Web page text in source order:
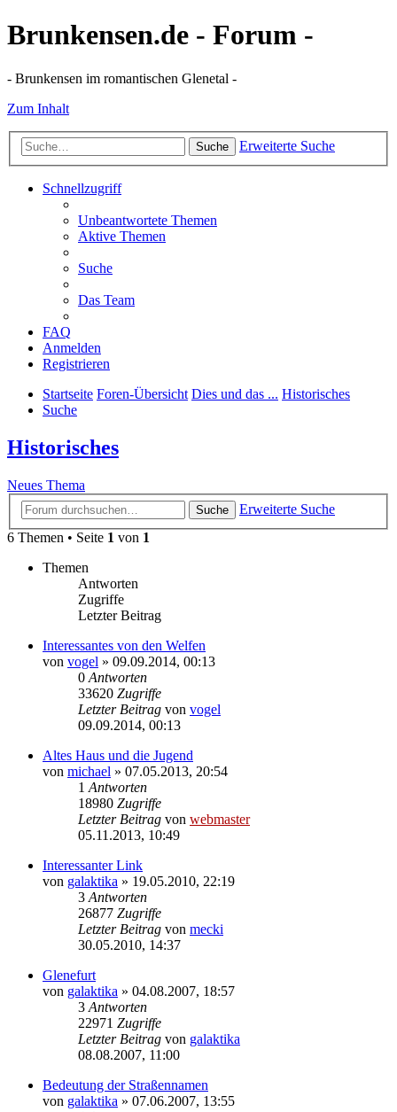
Brunkensen.de - Forum -
- Brunkensen im romantischen Glenetal -
Zum Inhalt
Suche Erweiterte Suche
Schnellzugriff
Unbeantwortete Themen
Aktive Themen
Suche
Das Team
FAQ
Anmelden
Registrieren
Startseite Foren-Übersicht Dies und das ... Historisches
Suche
Historisches
Neues Thema
Suche
Erweiterte Suche
6 Themen • Seite 1 von 1
Themen
Antworten
Zugriffe
Letzter Beitrag
Interessantes von den Welfen
von vogel » 09.09.2014, 00:13
0 Antworten
33620 Zugriffe
Letzter Beitrag von vogel
09.09.2014, 00:13
Altes Haus und die Jugend
von michael » 07.05.2013, 20:54
1 Antworten
18980 Zugriffe
Letzter Beitrag von webmaster
05.11.2013, 10:49
Interessanter Link
von galaktika » 19.05.2010, 22:19
3 Antworten
26877 Zugriffe
Letzter Beitrag von mecki
30.05.2010, 14:37
Glenefurt
von galaktika » 04.08.2007, 18:57
3 Antworten
22971 Zugriffe
Letzter Beitrag von galaktika
08.08.2007, 11:00
Bedeutung der Straßennamen
von galaktika » 07.06.2007, 13:55